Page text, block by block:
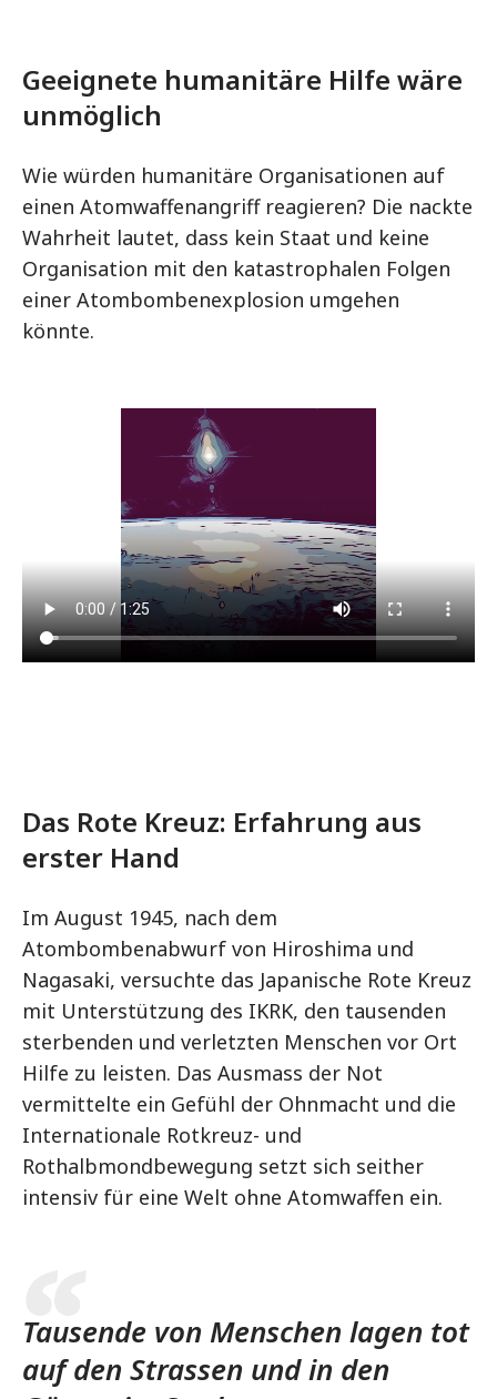
Geeignete humanitäre Hilfe wäre
unmöglich
Wie würden humanitäre Organisationen auf
einen Atomwaffenangriff reagieren? Die nackte
Wahrheit lautet, dass kein Staat und keine
Organisation mit den katastrophalen Folgen
einer Atombombenexplosion umgehen
könnte.
Das Rote Kreuz: Erfahrung aus
erster Hand
Im August 1945, nach dem
Atombombenabwurf von Hiroshima und
Nagasaki, versuchte das Japanische Rote Kreuz
mit Unterstützung des IKRK, den tausenden
sterbenden und verletzten Menschen vor Ort
Hilfe zu leisten. Das Ausmass der Not
vermittelte ein Gefühl der Ohnmacht und die
Internationale Rotkreuz- und
Rothalbmondbewegung setzt sich seither
intensiv für eine Welt ohne Atomwaffen ein.
Tausende von Menschen lagen tot
auf den Strassen und in den